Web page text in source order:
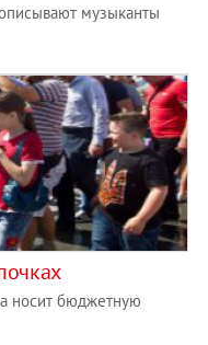
музыканты
носит бюджетную